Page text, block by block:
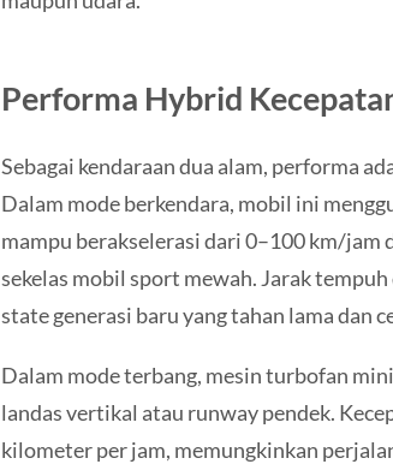
Performa Hybrid
Sebagai kendaraan dua alam, performa
Dalam mode berkendara, mobil ini
mampu berakselerasi dari 0–100 km/
sekelas mobil sport mewah. Jarak
state generasi baru yang tahan lama dan
Dalam mode terbang, mesin turbofan
landas vertikal atau runway pendek.
kilometer per jam, memungkinkan